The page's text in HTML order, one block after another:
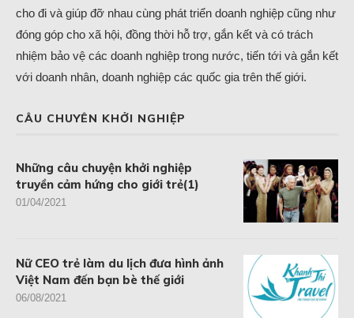
cho đi và giúp đỡ nhau cùng phát triển doanh nghiệp cũng như
đóng góp cho xã hội, đồng thời hỗ trợ, gắn kết và có trách
nhiệm bảo vệ các doanh nghiệp trong nước, tiến tới và gắn kết
với doanh nhân, doanh nghiệp các quốc gia trên thế giới.
CÂU CHUYÊN KHỞI NGHIỆP
Những câu chuyện khởi nghiệp
truyền cảm hứng cho giới trẻ(1)
01/04/2021
Nữ CEO trẻ làm du lịch đưa hình ảnh
Việt Nam đến bạn bè thế giới
06/08/2021